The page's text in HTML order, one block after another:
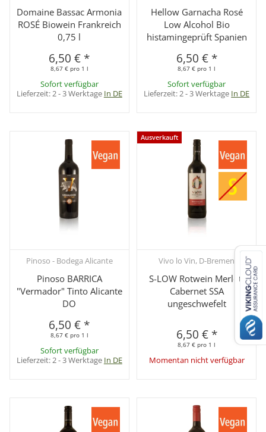
Domaine Bassac Armonia
ROSÉ Biowein Frankreich
0,75 l
6,50 € *
8,67 € pro 1 l
Sofort verfügbar
Lieferzeit: 2 - 3 Werktage In DE
Hellow Garnacha Rosé
Low Alcohol Bio
histamingeprüft Spanien
6,50 € *
8,67 € pro 1 l
Sofort verfügbar
Lieferzeit: 2 - 3 Werktage In DE
Pinoso - Bodega Alicante
Pinoso BARRICA
"Vermador" Tinto Alicante
DO
6,50 € *
8,67 € pro 1 l
Sofort verfügbar
Lieferzeit:2 - 3 Werktage In DE
Ausverkauft
Vivo lo Vin, D-Bremen
S-LOW Rotwein Merlot-
Cabernet SSA
ungeschwefelt
6,50 € *
8,67 € pro 1 l
Momentan nicht verfügbar